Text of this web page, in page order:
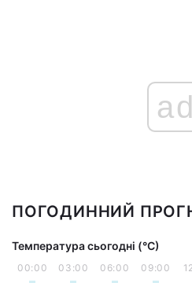
ad
ПОГОДИННИЙ
Температура сьогодні (°С)
00:00 03:00 06:00 09:00